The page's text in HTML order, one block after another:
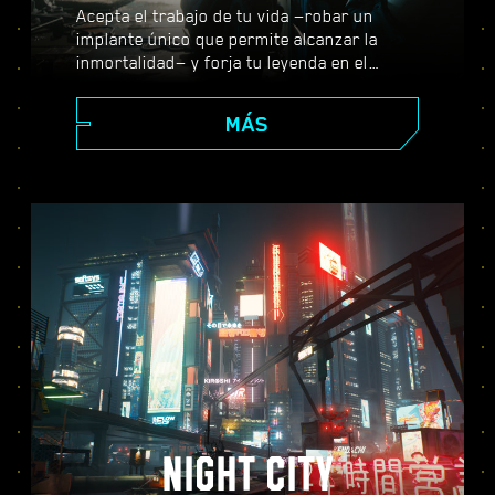
Acepta el trabajo de tu vida —robar un
implante único que permite alcanzar la
inmortalidad— y forja tu leyenda en el
tus decisiones darán forma a la historia y a
las personas que te rodean. Realiza todo
tipo de encargos para prosperar desde
mientras descubres los misterios que
envuelven al valiosísimo implante con el
que todo el mundo quiere hacerse.
MÁS
NIGHT CITY